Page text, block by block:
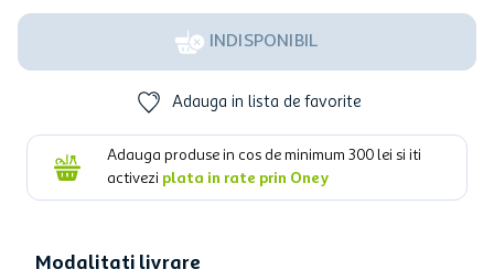
INDISPONIBIL
Adauga in lista de favorite
Adauga produse in cos de minimum 300 lei si iti
activezi plata in rate prin Oney
Modalitati livrare